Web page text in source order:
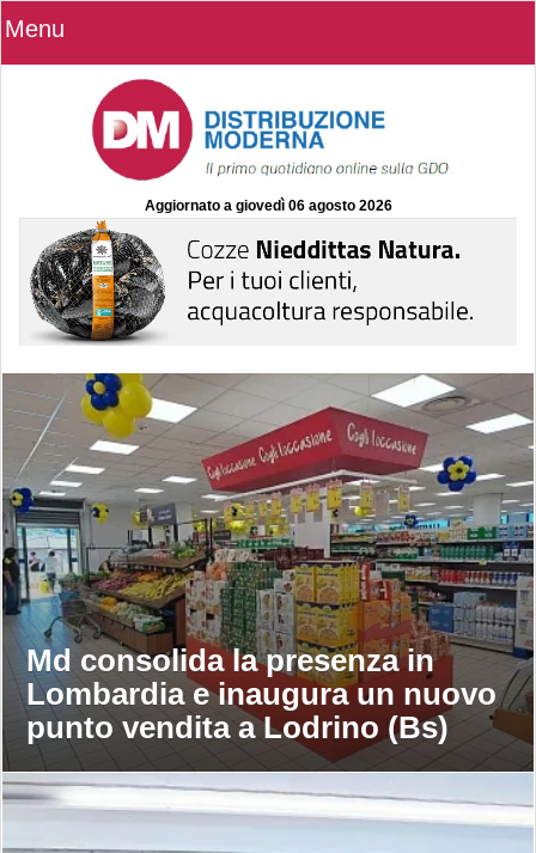
Menu
Aggiornato a giovedì 06 agosto 2026
Md consolida la presenza in
Lombardia e inaugura un nuovo
punto vendita a Lodrino (Bs)